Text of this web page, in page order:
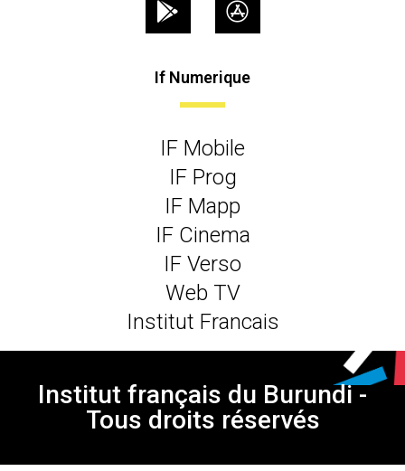
If Numerique
IF Mobile
IF Prog
IF Mapp
IF Cinema
IF Verso
Web TV
Institut Francais
Institut français du Burundi -
Tous droits réservés